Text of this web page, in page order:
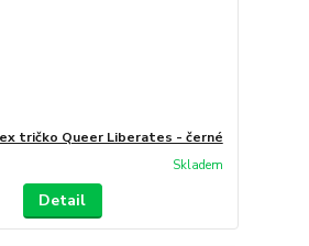
tričko Queer Liberates - černé
Skladem
Detail